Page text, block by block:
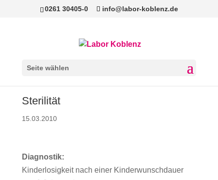
0261 30405-0 info@labor-koblenz.de
Seite wählen
Sterilität
15.03.2010
Diagnostik:
Kinderlosigkeit nach einer Kinderwunschdauer